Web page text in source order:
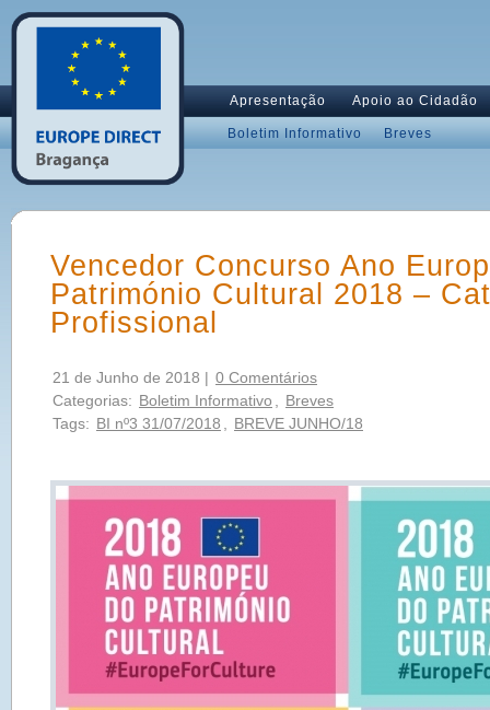
Apresentação Apoio ao Cidadão
Boletim Informativo Breves
Vencedor Concurso Ano
Património Cultural 2018 –
Profissional
21 de Junho de 2018 | 0 Comentários
Categorias: Boletim Informativo
Breves
Tags: BI nº3 31/07/2018 BREVE JUNHO/18